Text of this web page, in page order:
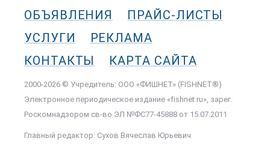
ОБЪЯВЛЕНИЯ
ПРАЙС-ЛИСТЫ
УСЛУГИ
РЕКЛАМА
КОНТАКТЫ
КАРТА САЙТА
2000-2026 © Учредитель: ООО «ФИШНЕТ» (FISHNET®)
Электронное периодическое издание «fishnet.ru», зарег.
Роскомнадзором cв-во ЭЛ №ФС77-45888 от 15.07.2011
Главный редактор: Сухов Вячеслав Юрьевич